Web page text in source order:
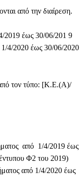
από την διαίρεση.
2019 έως 30/06/201 9
4/2020 έως 30/06/2020
από τον τύπο: [Κ.Ε.(Α)/
από 1/4/2019 έως
Φ2 του 2019)
από 1/4/2020 έως